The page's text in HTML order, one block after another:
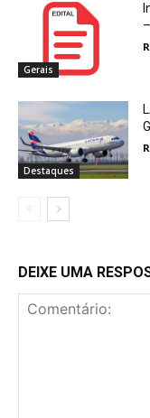
Gerais
Destaques
DEIXE UMA